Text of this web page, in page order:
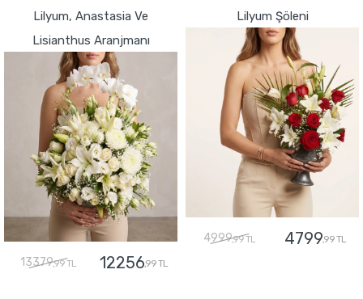
Lilyum, Anastasia Ve
Lisianthus Aranjmanı
13379,99 TL 12256,99 TL
Lilyum Şöleni
4999,99 TL 4799,99 TL